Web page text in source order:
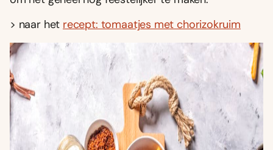
> naar het recept: tomaatjes met chorizokruim